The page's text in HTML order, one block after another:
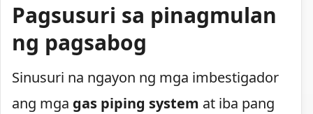
Pagsusuri sa pinagmulan
ng pagsabog
Sinusuri na ngayon ng mga imbestigador
ang mga gas piping system at iba pang